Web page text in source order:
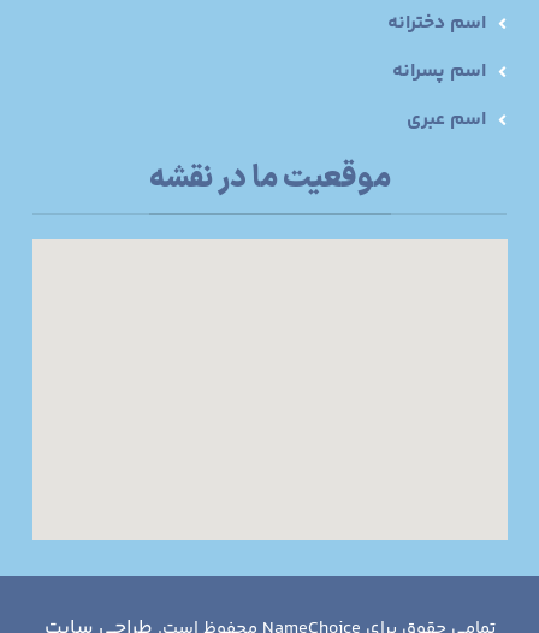
اسم دخترانه
اسم پسرانه
اسم عبری
موقعیت ما در نقشه